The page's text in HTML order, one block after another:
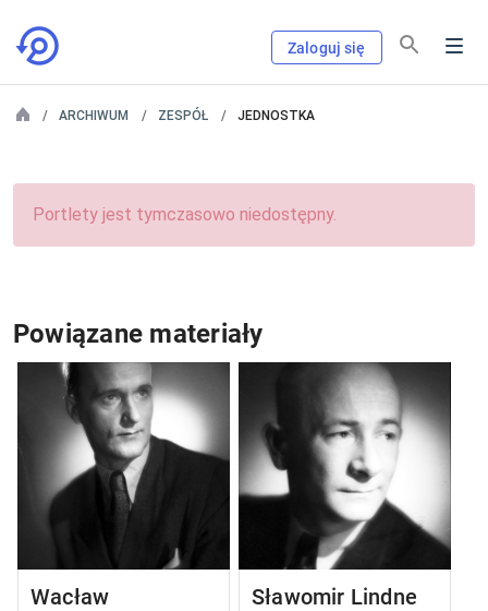
Zaloguj się
ARCHIWUM ZESPÓŁ JEDNOSTKA
Portlety jest tymczasowo niedostępny.
Powiązane materiały
Wacław
Sławomir Lindner